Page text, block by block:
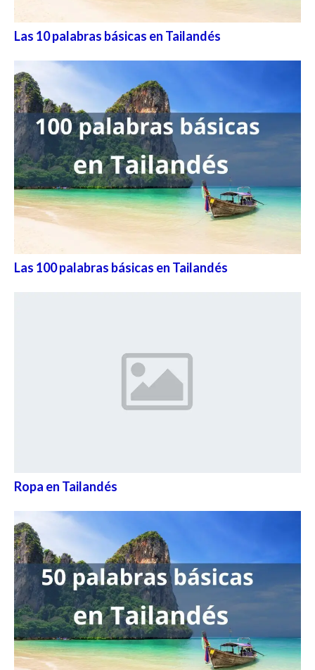
Las 10 palabras básicas en Tailandés
Las 100 palabras básicas en Tailandés
Ropa en Tailandés